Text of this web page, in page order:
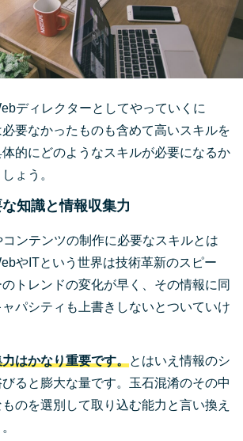
ディレクターとしてやっていくに
要なかったものも含めて高いスキルを
的にどのようなスキルが必要になるか
ょう。
知識と情報収集力
ンテンツの制作に必要なスキルとは
やITという世界は技術革新のスピー
のトレンドの変化が早く、その情報に同
パシティも上書きしないとついていけ
はかなり重要です。とはいえ情報のシ
ると膨大な量です。玉石混淆のその中
のを選別して取り込む能力と言い換え